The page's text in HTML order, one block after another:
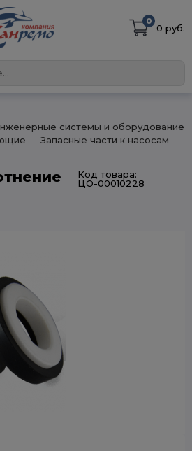
0
0 руб.
системы и оборудование
― Запасные части к насосам
Код товара:
ЦО-00010228